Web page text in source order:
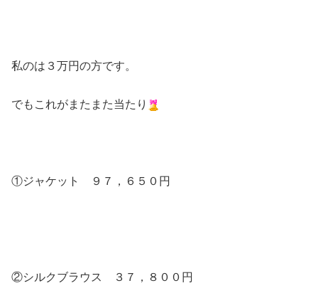
私のは３万円の方です。
でもこれがまたまた当たり
①ジャケット ９７，６５０円
②シルクブラウス ３７，８００円